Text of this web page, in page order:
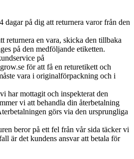
dagar på dig att returnera varor från den
returnera en vara, skicka den tillbaka
på den medföljande etiketten.
på
för att få en returetikett och
vara i originalförpackning och i
har mottagit och inspekterat den
vi att behandla din återbetalning
görs via den ursprungliga
beror på ett fel från vår sida täcker vi
är det kundens ansvar att betala för